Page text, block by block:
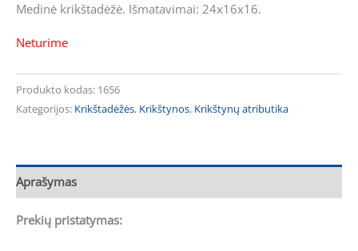
Medinė krikštadėžė. Išmatavimai: 24x16x16.
Neturime
Produkto kodas: 1656
Kategorijos: Krikštadėžės, Krikštynos, Krikštynų atributika
Aprašymas
Prekių pristatymas: